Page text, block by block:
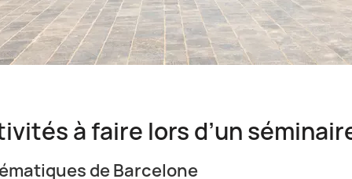
à faire lors d’un
de Barcelone